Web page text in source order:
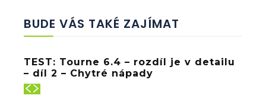
BUDE VÁS TAKÉ ZAJÍMAT
TEST: Tourne 6.4 – rozdíl je v detailu
– díl 2 – Chytré nápady